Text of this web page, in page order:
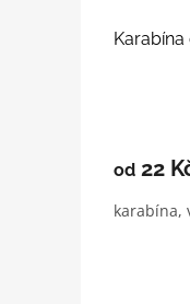
od 22
karabína,